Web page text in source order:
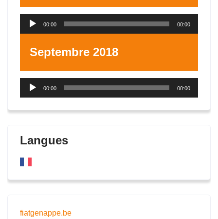
Lecteur
00:00 00:00
Septembre 2018
Lecteur
00:00 00:00
Langues
fiatgenappe.be